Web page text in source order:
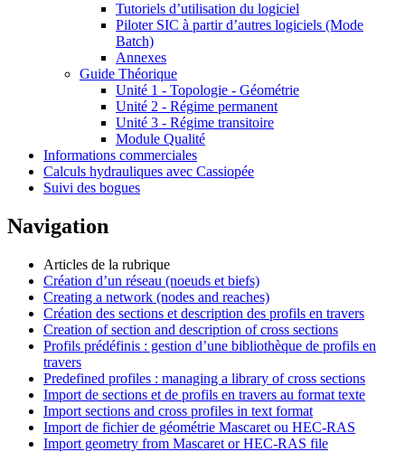
Tutoriels d’utilisation du logiciel
Piloter SIC à partir d’autres logiciels (Mode
Batch)
Annexes
Guide Théorique
Unité 1 - Topologie - Géométrie
Unité 2 - Régime permanent
Unité 3 - Régime transitoire
Module Qualité
Informations commerciales
Calculs hydrauliques avec Cassiopée
Suivi des bogues
Navigation
Articles de la rubrique
Création d’un réseau (noeuds et biefs)
Creating a network (nodes and reaches)
Création des sections et description des profils en travers
Creation of section and description of cross sections
Profils prédéfinis : gestion d’une bibliothèque de profils en
travers
Predefined profiles : managing a library of cross sections
Import de sections et de profils en travers au format texte
Import sections and cross profiles in text format
Import de fichier de géométrie Mascaret ou HEC-RAS
Import geometry from Mascaret or HEC-RAS file